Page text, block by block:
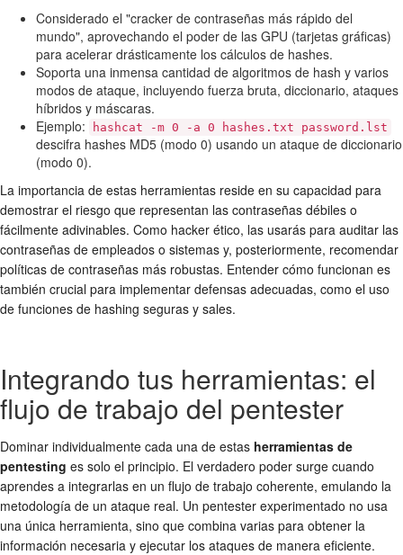
Considerado el "cracker de contraseñas más rápido del
mundo", aprovechando el poder de las GPU (tarjetas gráficas)
para acelerar drásticamente los cálculos de hashes.
Soporta una inmensa cantidad de algoritmos de hash y varios
modos de ataque, incluyendo fuerza bruta, diccionario, ataques
híbridos y máscaras.
Ejemplo:
hashcat -m 0 -a 0 hashes.txt password.lst
descifra hashes MD5 (modo 0) usando un ataque de diccionario
(modo 0).
La importancia de estas herramientas reside en su capacidad para
demostrar el riesgo que representan las contraseñas débiles o
fácilmente adivinables. Como hacker ético, las usarás para auditar las
contraseñas de empleados o sistemas y, posteriormente, recomendar
políticas de contraseñas más robustas. Entender cómo funcionan es
también crucial para implementar defensas adecuadas, como el uso
de funciones de hashing seguras y sales.
Integrando tus herramientas: el
flujo de trabajo del pentester
Dominar individualmente cada una de estas herramientas de
pentesting es solo el principio. El verdadero poder surge cuando
aprendes a integrarlas en un flujo de trabajo coherente, emulando la
metodología de un ataque real. Un pentester experimentado no usa
una única herramienta, sino que combina varias para obtener la
información necesaria y ejecutar los ataques de manera eficiente.